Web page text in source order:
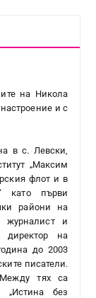
на Никола
и с
в с. Левски,
„Максим
флот и в
като първи
райони на
журналист и
на
до 2003
писатели.
тях са
„Истина без